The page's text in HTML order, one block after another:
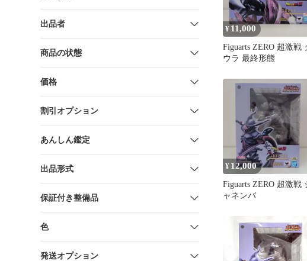
出品者
商品の状態
価格
割引オプション
あんしん鑑定
出品形式
保証付き整備品
色
発送オプション
¥ 11,000
Figuarts ZERO 超激戦
ウラ 最終形態
¥ 12,000
Figuarts ZERO 超激戦
ャネンバ